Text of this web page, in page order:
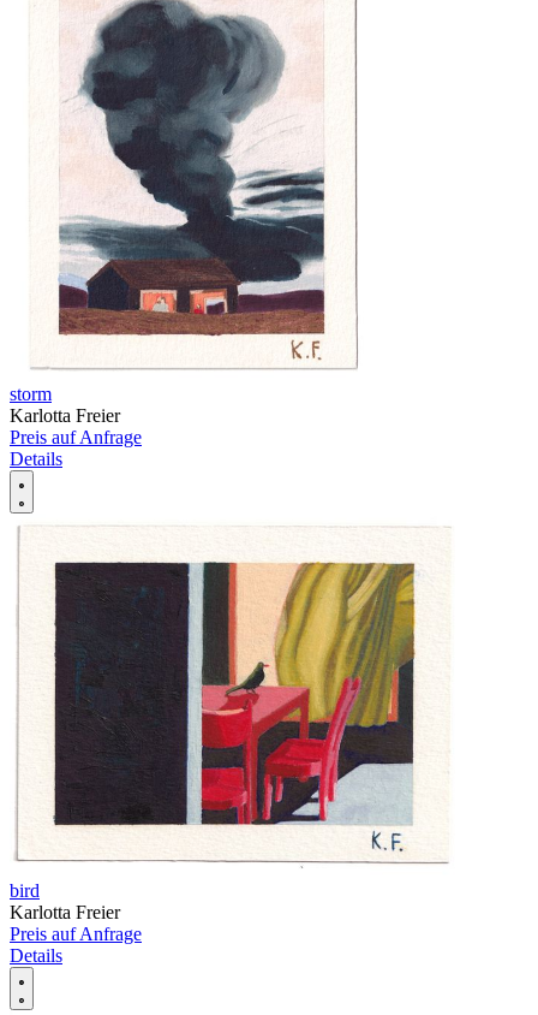
storm
Karlotta Freier
Preis auf Anfrage
Details
bird
Karlotta Freier
Preis auf Anfrage
Details